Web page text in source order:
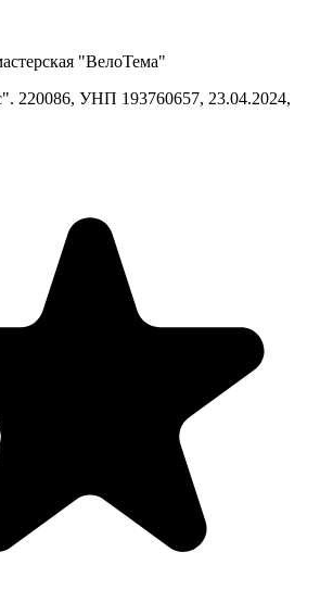
"ВелоТема"
. 220086, УНП 193760657, 23.04.2024,